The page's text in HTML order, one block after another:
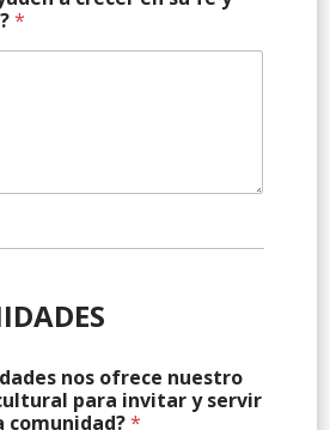
*
nos ofrece nuestro
para invitar y servir
comunidad?*